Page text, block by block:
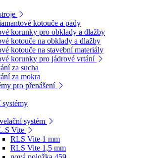
kotouče a pady
korunky pro obklady a dlažby
kotouče na obklady a dlažby
kotouče na stavební materiály
korunky pro jádrové vrtání
za sucha
za mokra
pro přenášení
systémy
systém
Vite
RLS Vite 1 mm
RLS Vite 1,5 mm